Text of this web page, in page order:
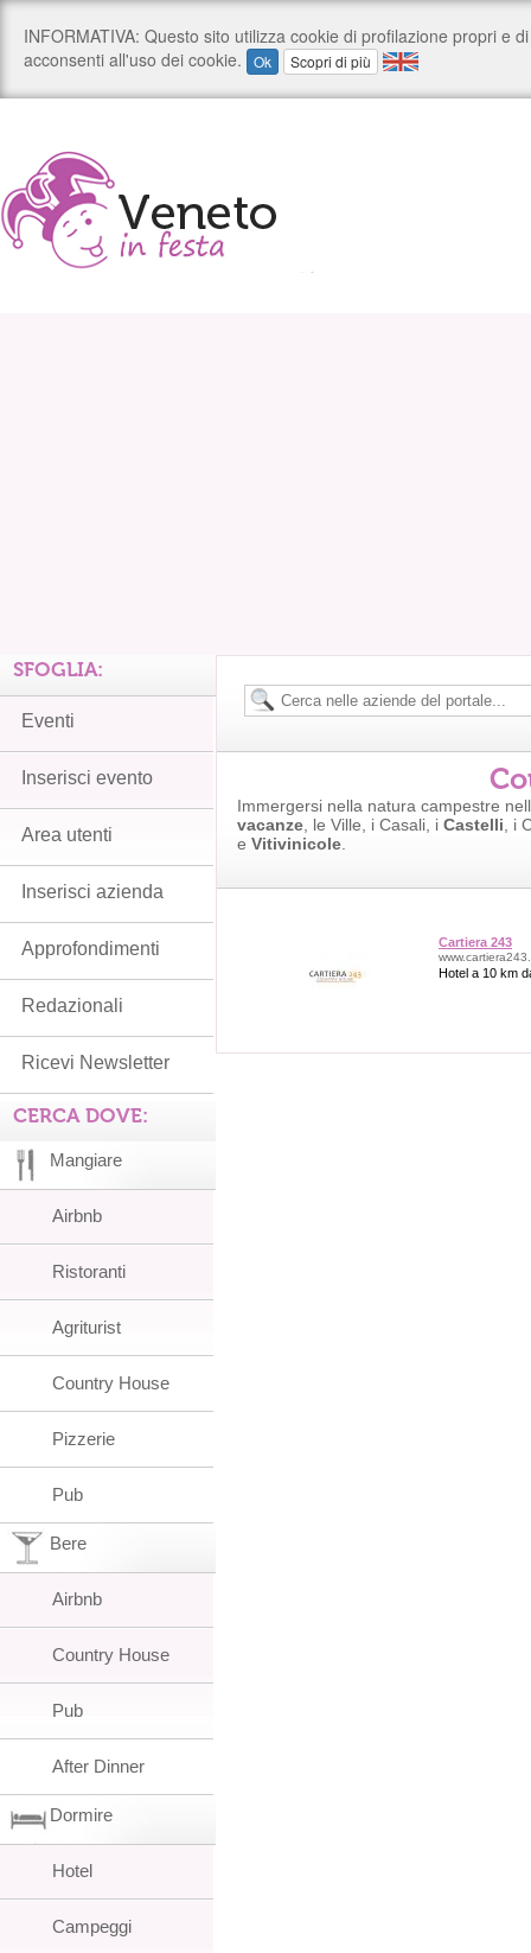
Immergersi nella natura campestre
vacanze , le Ville, i Casali, i Castelli , i
e Vitivinicole
Cartiera 243
Hotel a 10 km
SFOGLIA:
Eventi
Inserisci evento
Area utenti
Inserisci azienda
Approfondimenti
Redazionali
Ricevi Newsletter
CERCA DOVE:
Mangiare
Airbnb
Ristoranti
Agriturist
Country House
Pizzerie
Pub
Bere
Airbnb
Country House
Pub
After Dinner
Dormire
Hotel
Campeggi